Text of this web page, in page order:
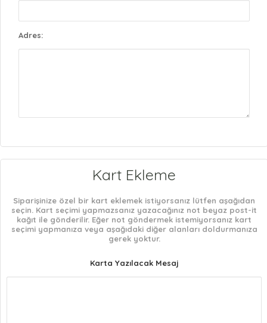
Adres:
Kart Ekleme
Siparişinize özel bir kart eklemek istiyorsanız lütfen aşağıdan
seçin. Kart seçimi yapmazsanız yazacağınız not beyaz post-it
kağıt ile gönderilir. Eğer not göndermek istemiyorsanız kart
seçimi yapmanıza veya aşağıdaki diğer alanları doldurmanıza
gerek yoktur.
Karta Yazılacak Mesaj